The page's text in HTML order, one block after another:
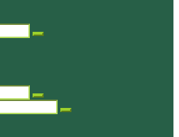
Suchen …
Suchen …
Suchen …